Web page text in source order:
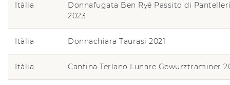
Itàlia
Donnafugata Ben Ryé Passito di
2023
Itàlia Donnachiara Taurasi 2021
Itàlia Cantina Terlano Lunare Gewürztraminer